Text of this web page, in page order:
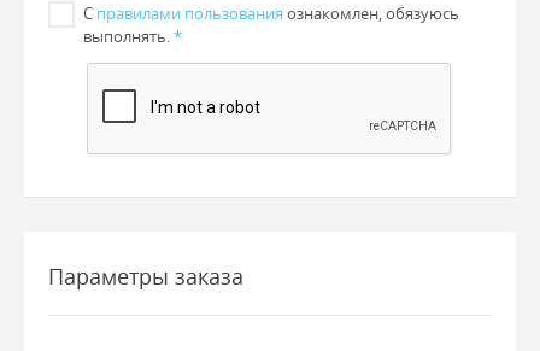
С правилами пользования ознакомлен, обязуюсь
выполнять.*
Параметры заказа